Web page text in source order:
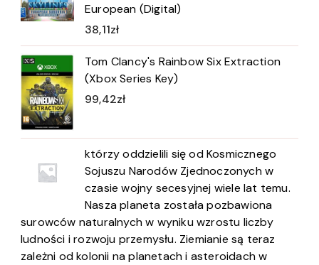
European (Digital)
38,11zł
Tom Clancy's Rainbow Six Extraction
(Xbox Series Key)
99,42zł
którzy oddzielili się od Kosmicznego
Sojuszu Narodów Zjednoczonych w
czasie wojny secesyjnej wiele lat temu.
Nasza planeta została pozbawiona
surowców naturalnych w wyniku wzrostu liczby
ludności i rozwoju przemysłu. Ziemianie są teraz
zależni od kolonii na planetach i asteroidach w